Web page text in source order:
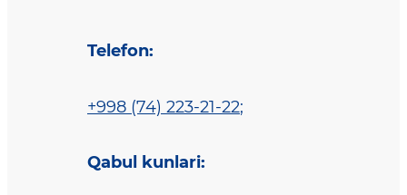
Telefon:
+998 (74) 223-21-22;
Qabul kunlari: